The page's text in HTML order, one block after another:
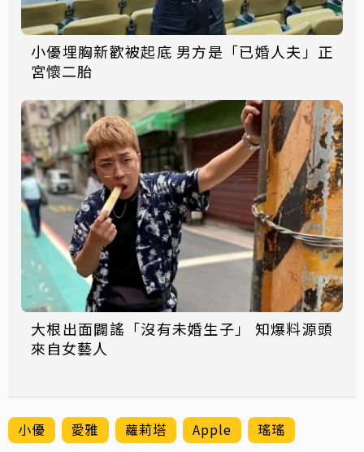
小優埋胸新歡被起底 男方是「已婚人夫」正
宮懷二胎
大根出面闢謠「沒有未婚生子」 知爆料源頭
來自女藝人
小優 愛雅 蘿莉塔 Apple 瑤瑤